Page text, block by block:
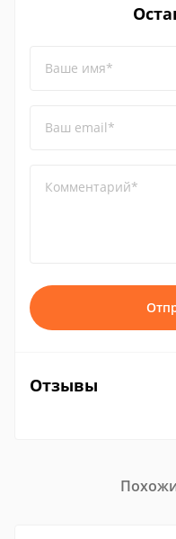
Ваше имя*
Ваш email*
Комментарий*
Отзывы